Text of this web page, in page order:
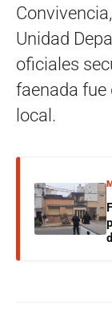
Unidad
oficiales
faenada
local.